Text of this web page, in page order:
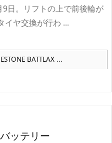
日。リフトの上で前後輪が
イヤ交換が行わ ...
BATTLAX ...
ッテリー